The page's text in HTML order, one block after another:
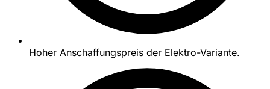
Hoher Anschaffungspreis der Elektro-Variante.